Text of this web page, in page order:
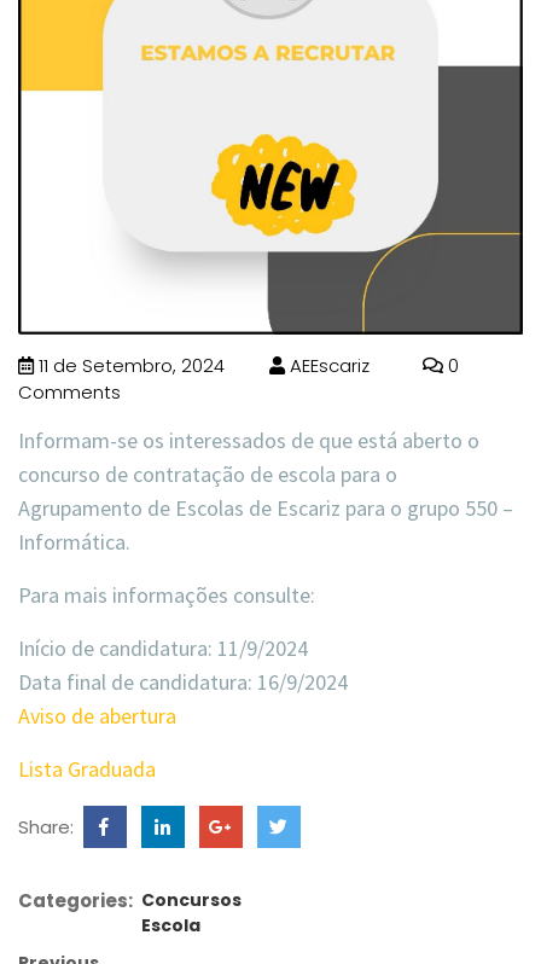
11 de Setembro, 2024 AEEscariz
0
Comments
Informam-se os interessados de que está aberto o
concurso de contratação de escola para o
Agrupamento de Escolas de Escariz para o grupo 550 –
Informática.
Para mais informações consulte:
Início de candidatura: 11/9/2024
Data final de candidatura: 16/9/2024
Aviso de abertura
Lista Graduada
Share:
Categories: Concursos
Escola